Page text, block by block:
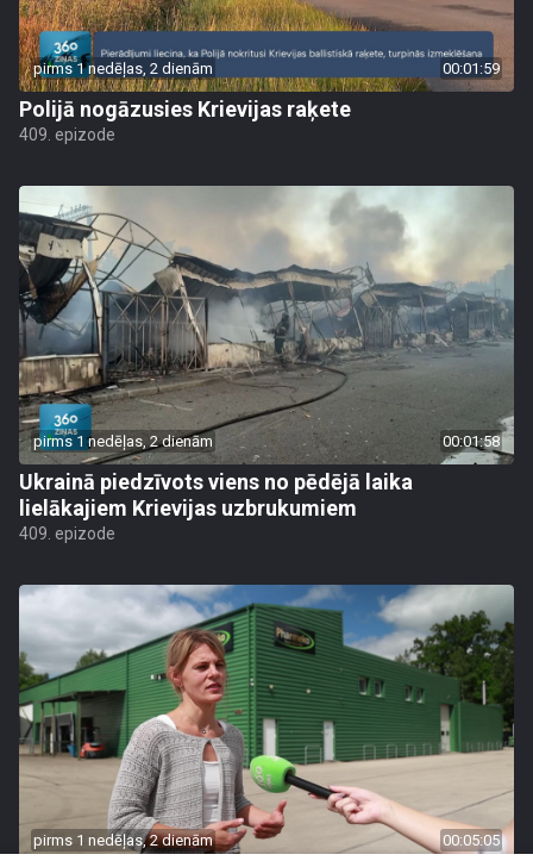
pirms 1 nedēļas, 2 dienām 00:01:59
Polijā nogāzusies Krievijas raķete
409. epizode
pirms 1 nedēļas, 2 dienām 00:01:58
Ukrainā piedzīvots viens no pēdējā laika
lielākajiem Krievijas uzbrukumiem
409. epizode
pirms 1 nedēļas, 2 dienām 00:05:05